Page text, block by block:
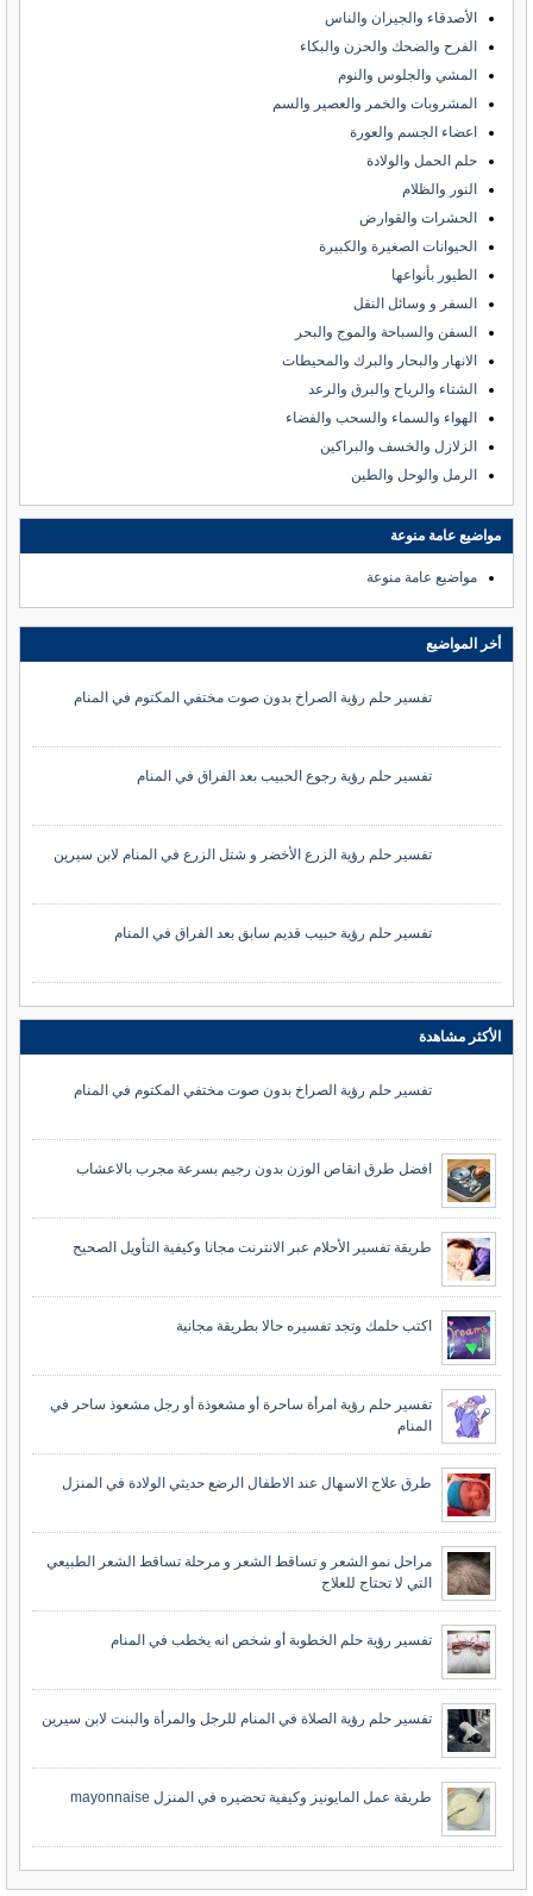
الأصدقاء والجيران والناس
الفرح والضحك والحزن والبكاء
المشي والجلوس والنوم
المشروبات والخمر والعصير والسم
اعضاء الجسم والعورة
حلم الحمل والولادة
النور والظلام
الحشرات والقوارض
الحيوانات الصغيرة والكبيرة
الطيور بأنواعها
السفر و وسائل النقل
السفن والسباحة والموج والبحر
الانهار والبحار والبرك والمحيطات
الشتاء والرياح والبرق والرعد
الهواء والسماء والسحب والفضاء
الزلازل والخسف والبراكين
الرمل والوحل والطين
مواضيع عامة منوعة
مواضيع عامة منوعة
أخر المواضيع
تفسير حلم رؤية الصراخ بدون صوت مختفي المكتوم في المنام
تفسير حلم رؤية رجوع الحبيب بعد الفراق في المنام
تفسير حلم رؤية الزرع الأخضر و شتل الزرع في المنام لابن سيرين
تفسير حلم رؤية حبيب قديم سابق بعد الفراق في المنام
الأكثر مشاهدة
تفسير حلم رؤية الصراخ بدون صوت مختفي المكتوم في المنام
افضل طرق انقاص الوزن بدون رجيم بسرعة مجرب بالاعشاب
طريقة تفسير الأحلام عبر الانترنت مجانا وكيفية التأويل الصحيح
اكتب حلمك وتجد تفسيره حالا بطريقة مجانية
تفسير حلم رؤية امرأة ساحرة أو مشعوذة أو رجل مشعوذ ساحر في
المنام
طرق علاج الاسهال عند الاطفال الرضع حديثي الولادة في المنزل
مراحل نمو الشعر و تساقط الشعر و مرحلة تساقط الشعر الطبيعي
التي لا تحتاج للعلاج
تفسير رؤية حلم الخطوبة أو شخص انه يخطب في المنام
تفسير حلم رؤية الصلاة في المنام للرجل والمرأة والبنت لابن سيرين
طريقة عمل المايونيز وكيفية تحضيره في المنزل mayonnaise